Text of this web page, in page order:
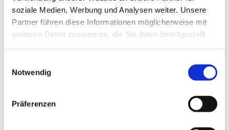
soziale Medien, Werbung und Analysen weiter. Unsere
Partner führen diese Informationen möglicherweise mit
weiteren Daten zusammen, die Sie ihnen bereitgestellt
Notwendig
Präferenzen